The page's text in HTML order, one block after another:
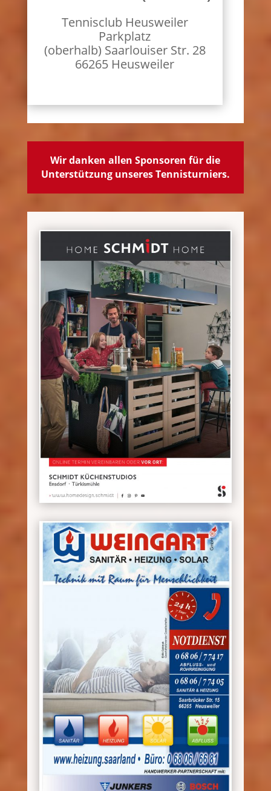
Tennisclub Heusweiler
Parkplatz
(oberhalb) Saarlouiser Str. 28
66265 Heusweiler
Wir danken allen Sponsoren für die
Unterstützung unseres Tennisturniers.